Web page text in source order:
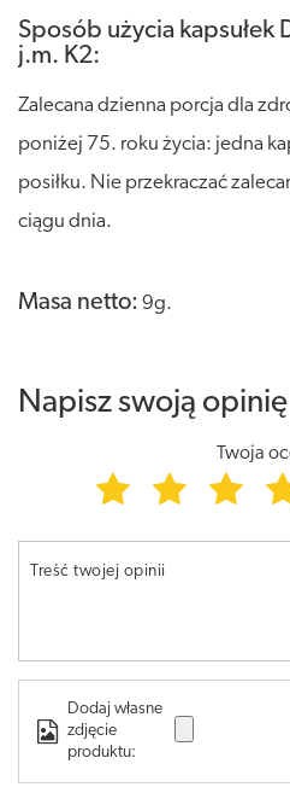
Sposób użycia kapsułek
j.m. K2:
Zalecana dzienna porcja dla
poniżej 75. roku życia: jedna
posiłku. Nie przekraczać
ciągu dnia.
Masa netto: 9g.
Napisz swoją opinię
Twoja
Treść twojej opinii
Dodaj własne
zdjęcie
produktu: